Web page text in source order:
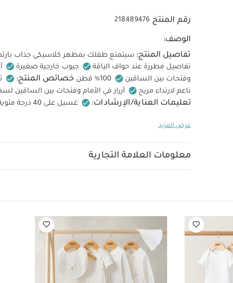
رقم المنتج 218489476
الوصف:
تفاصيل المنتج: سيتمتع طفلك بمظهر كلاسيكي جذاب
تفاصيل مطرزة عند حواف الياقة
جيوب خارجية صغيرة
وفتحات بين الساقين
100% قطن خصائص المنتج:
ناعم لارتداء مريح
أزرار في الأمام وفتحات بين الساقين
تعليمات العناية/الإرشادات: غسيل على 40 درجة مئوية
الداكنة بشكل منفصل
ومريلة سيليستيال لحديثي الولادة، 5 قطع
عرض المزيد
معلومات العلامة التجارية